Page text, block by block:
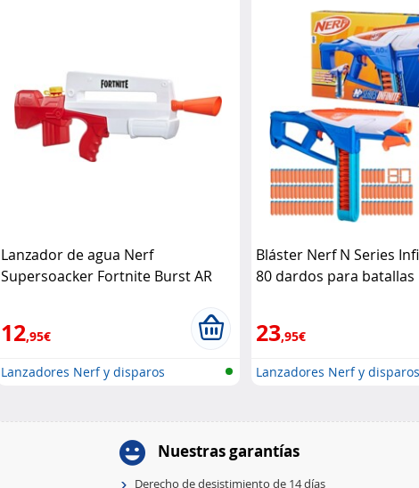
Lanzador de agua Nerf
Supersoacker Fortnite Burst AR
12,95€
Lanzadores Nerf y disparos
Bláster Nerf N Series
80 dardos para
23,95€
Lanzadores Nerf y
Nuestras garantías
Derecho de desistimiento de 14 días